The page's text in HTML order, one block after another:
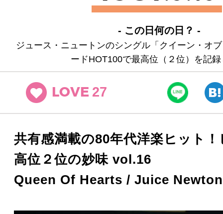
- この日何の日？ -
ジュース・ニュートンのシングル「クイーン・オ
ードHOT100で最高位（２位）を記
LOVE 27
共有感満載の80年代洋楽ヒット
高位２位の妙味 vol.16
Queen Of Hearts / Juice Newton